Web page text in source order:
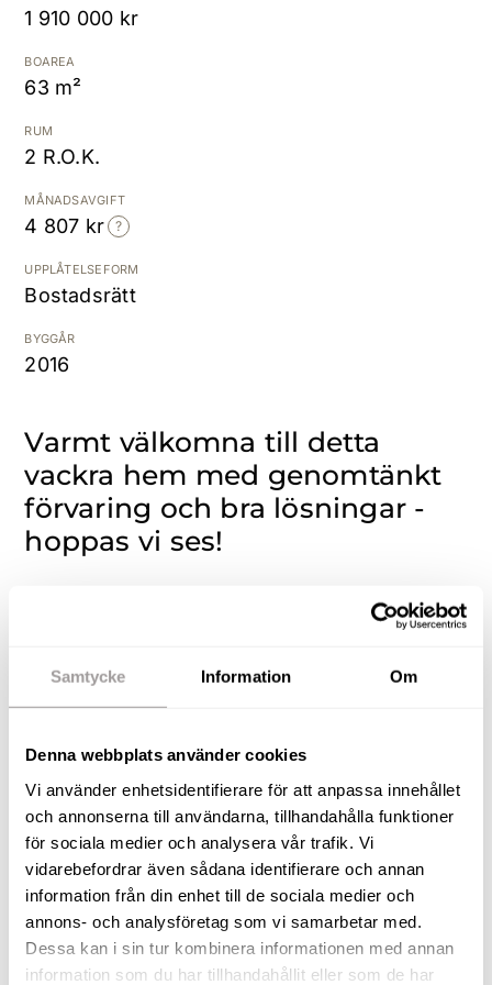
Samtycke Information Om
Denna webbplats använder cookies
Vi använder enhetsidentifierare för att anpassa innehållet
och annonserna till användarna, tillhandahålla funktioner
för sociala medier och analysera vår trafik. Vi
vidarebefordrar även sådana identifierare och annan
information från din enhet till de sociala medier och
annons- och analysföretag som vi samarbetar med.
Dessa kan i sin tur kombinera informationen med annan
information som du har tillhandahållit eller som de har
1 910 000 kr
BOAREA
63 m²
RUM
2 R.O.K.
MÅNADSAVGIFT
4 807 kr
UPPLÅTELSEFORM
Bostadsrätt
BYGGÅR
2016
Varmt välkomna till detta
vackra hem med genomtänkt
förvaring och bra lösningar -
hoppas vi ses!
storlekar - vilket ger ett härligt liv till lägenheten -
tredje våningen och det finns givetvis hiss.
genomgående ljusa ytskikt och parkettgolv. Här
erbjuds ett stort kök med riktigt bra förvaring och
arbetsytor. Ett trivsamt och ljust vardagsrum,
lättmöblerade ytor och ett helkaklat fräscht
badrum! Lägenheten har allt som kan tänkas
efterfrågas! Bra läge på Väster med närhet till allt
och direktbuss till city och Universitet. Förutom
detta har lägenheten en fantastisk inglasad